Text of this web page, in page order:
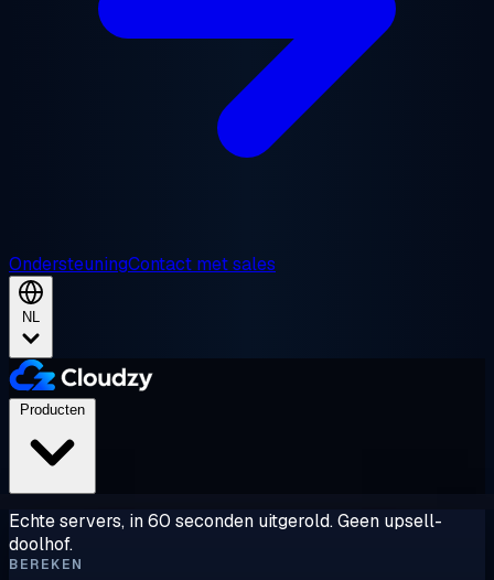
OndersteuningContact met sales
NL
Echte servers, in 60 seconden uitgerold. Geen upsell-
doolhof.
BEREKEN